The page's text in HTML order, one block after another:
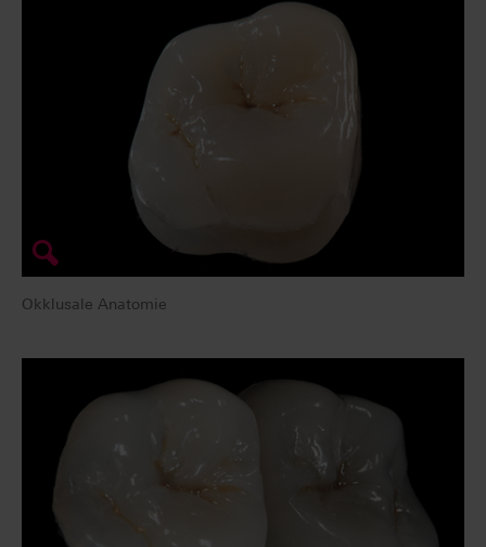
Okklusale Anatomie